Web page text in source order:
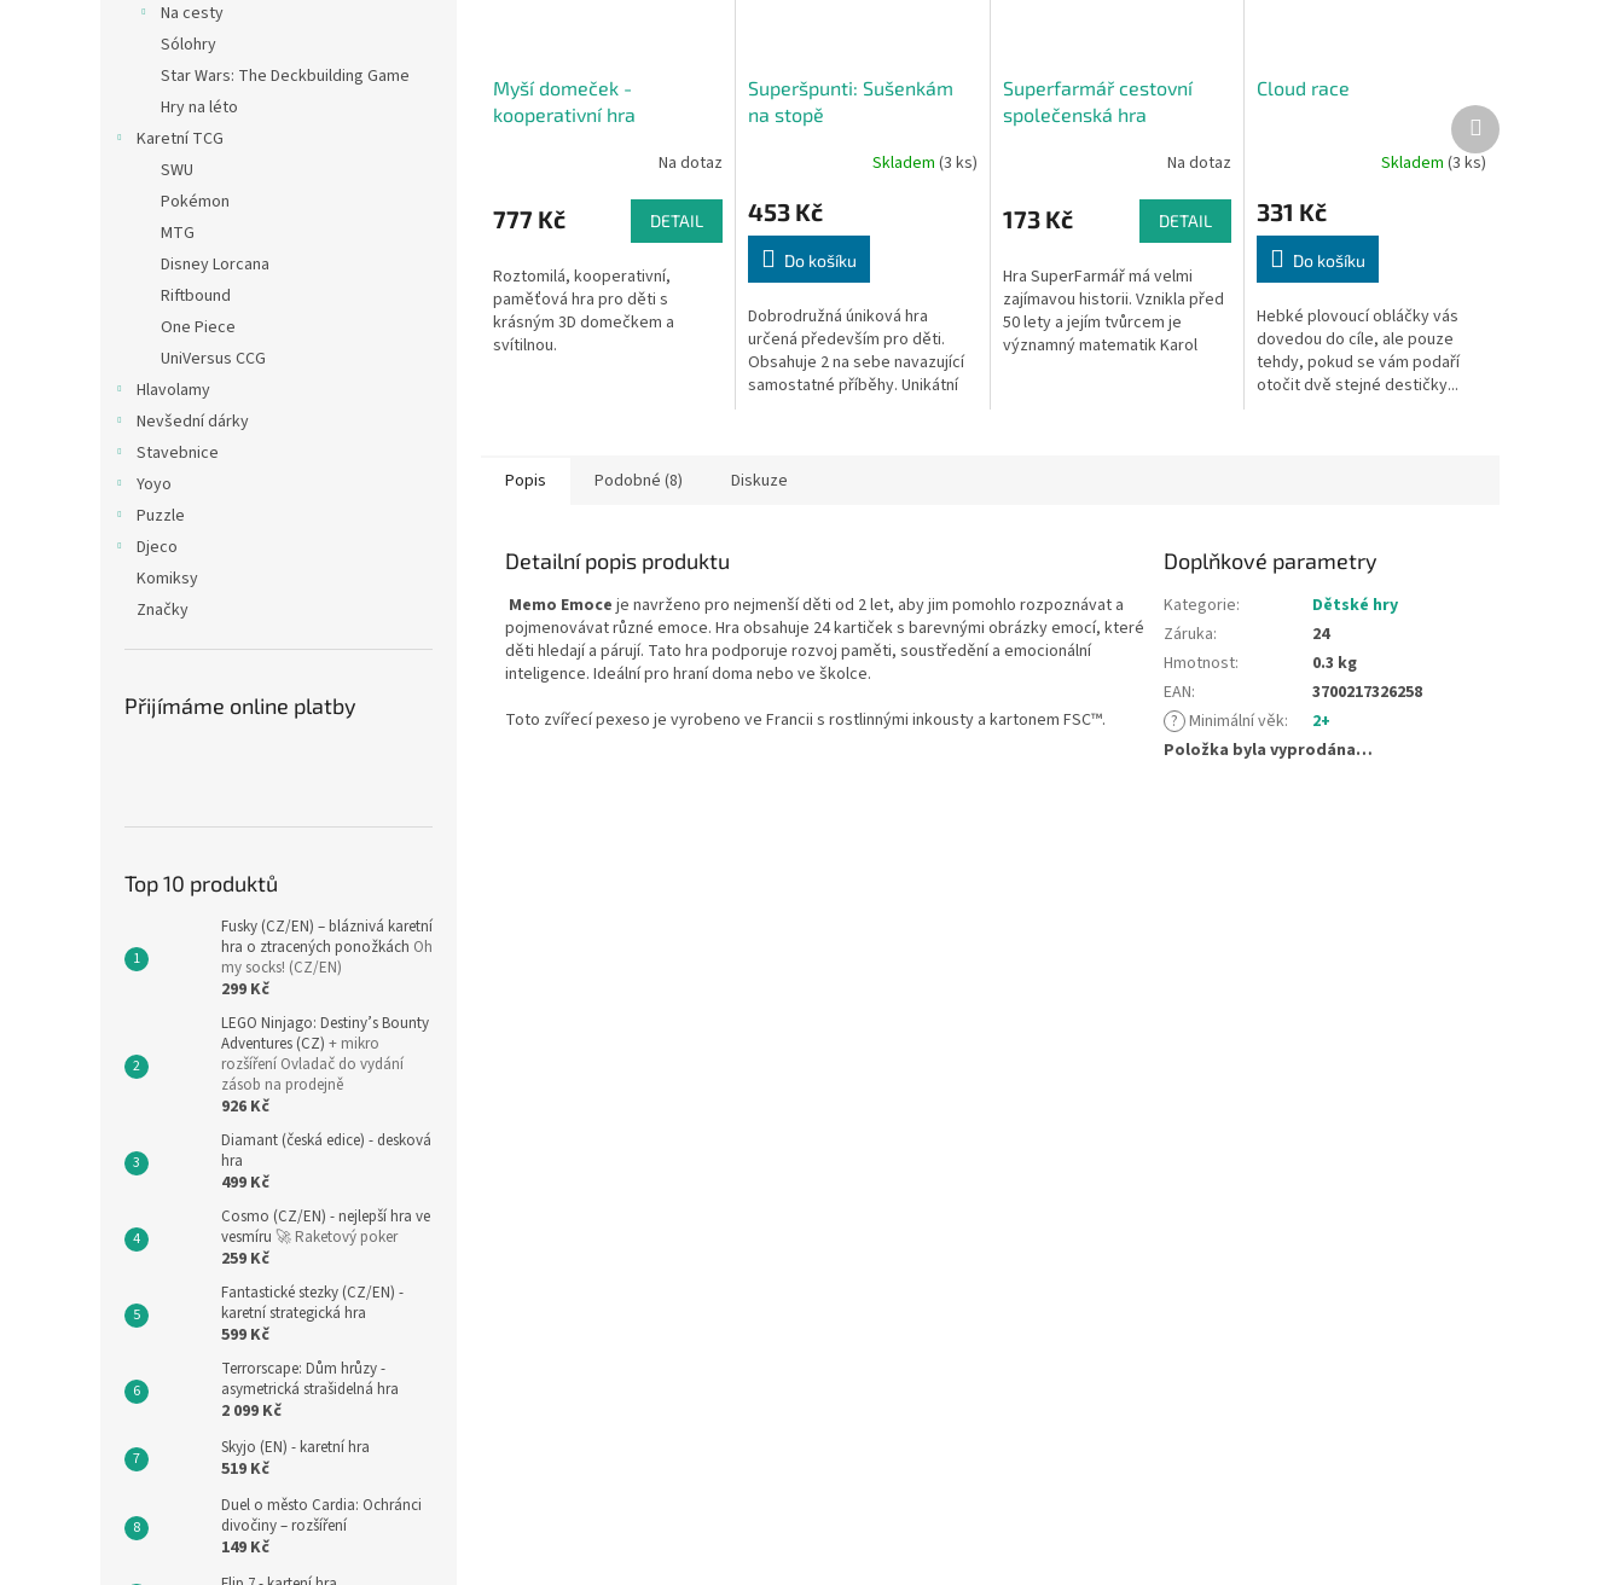
Na cesty
Sólohry
Star Wars: The Deckbuilding Game
Hry na léto
Karetní TCG
SWU
Pokémon
MTG
Disney Lorcana
Riftbound
One Piece
UniVersus CCG
Hlavolamy
Nevšední dárky
Stavebnice
Yoyo
Puzzle
Djeco
Komiksy
Značky
Přijímáme online platby
Top 10 produktů
Fusky (CZ/EN) – bláznivá karetní
hra o ztracených ponožkách Oh
my socks! (CZ/EN)
299 Kč
LEGO Ninjago: Destiny’s Bounty
Adventures (CZ) + mikro
rozšíření Ovladač do vydání
zásob na prodejně
926 Kč
Diamant (česká edice) - desková
hra
499 Kč
Cosmo (CZ/EN) - nejlepší hra ve
vesmíru 🚀 Raketový poker
259 Kč
Fantastické stezky (CZ/EN) -
karetní strategická hra
599 Kč
Terrorscape: Dům hrůzy -
asymetrická strašidelná hra
2 099 Kč
Skyjo (EN) - karetní hra
519 Kč
Duel o město Cardia: Ochránci
divočiny – rozšíření
149 Kč
Myší domeček -
kooperativní hra
Na dotaz
777 Kč DETAIL
Roztomilá, kooperativní,
paměťová hra pro děti s
krásným 3D domečkem a
svítilnou.
Superšpunti: Sušenkám
na stopě
Skladem (3 ks)
453 Kč
Do košíku
Dobrodružná úniková hra
určená především pro děti.
Obsahuje 2 na sebe navazující
samostatné příběhy. Unikátní
Superfarmář cestovní
společenská hra
Na dotaz
173 Kč DETAIL
Hra SuperFarmář má velmi
zajímavou historii. Vznikla před
50 lety a jejím tvůrcem je
významný matematik Karol
Cloud race
Skladem (3 ks)
331 Kč
Do košíku
Hebké plovoucí obláčky vás
dovedou do cíle, ale pouze
tehdy, pokud se vám podaří
otočit dvě stejné destičky...
Další
produkt
Popis Podobné (8) Diskuze
Detailní popis produktu
Memo Emoce je navrženo pro nejmenší děti od 2 let, aby jim pomohlo rozpoznávat a
pojmenovávat různé emoce. Hra obsahuje 24 kartiček s barevnými obrázky emocí, které
děti hledají a párují. Tato hra podporuje rozvoj paměti, soustředění a emocionální
inteligence. Ideální pro hraní doma nebo ve školce.
Toto zvířecí pexeso je vyrobeno ve Francii s rostlinnými inkousty a kartonem FSC™.
Doplňkové parametry
Kategorie:
Dětské hry
Záruka:
24
Hmotnost:
0.3 kg
EAN:
3700217326258
? Minimální věk:
2+
Položka byla vyprodána…